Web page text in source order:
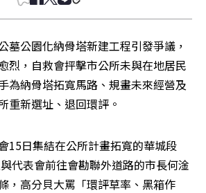
墓公園化納骨塔新建工程引發爭議，
烈，自救會抨擊市公所未與在地居民
為納骨塔拓寬馬路、規畫未來經營及
重新選址、退回環評。
15日集結在公所計畫拓寬的華城段
代表會前往會勘聯外道路的市長何淦
，高分貝大罵「環評草率、黑箱作